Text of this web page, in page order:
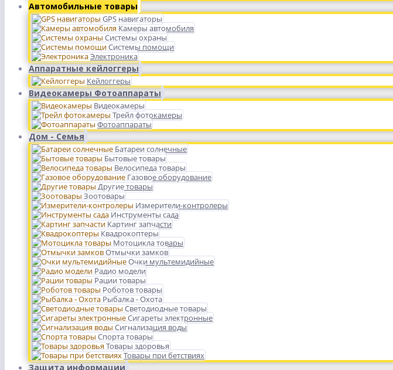
Автомобильные товары
GPS навигаторы
Камеры автомобиля
Системы охраны
Системы помощи
Электроника
Аппаратные кейлоггеры
Кейлоггеры
Видеокамеры Фотоаппараты
Видеокамеры
Трейл фотокамеры
Фотоаппараты
Дом - Семья
Батареи солнечные
Бытовые товары
Велосипеда товары
Газовое оборудование
Другие товары
Зоотовары
Измерители-контролеры
Инструменты сада
Картинг запчасти
Квадрокоптеры
Мотоцикла товары
Отмычки замков
Очки мультемидийные
Радио модели
Рации товары
Роботов товары
Рыбалка - Охота
Светодиодные товары
Сигареты электронные
Сигнализация воды
Спорта товары
Товары здоровья
Товары при бетствиях
Защита информации